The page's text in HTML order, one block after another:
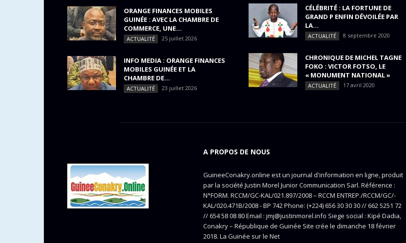
ORANGE FINANCES MOBILES
GUINÉE : AVEC LA CHAMBRE DE
COMMERCE, UNE...
ACTUALITÉ 25 juillet 2026
INFO MEDIA : ORANGE FINANCES
MOBILES GUINÉE ET LA
CHAMBRE DE...
ACTUALITÉ 23 juillet 2026
CÉLÉBRITÉ : LA FORTUNE DE
GRAND P ENFIN DÉVOILÉE PAR
LA...
ACTUALITÉ 8 septembre 2020
CHRONIQUE DE MICHEL TAGNE
FOKO : VICTOR FOTSO, LE
« MONUMENT NATIONAL »
ACTUALITÉ 17 avril 2020
A PROPOS DE NOUS
GuineeConakry.online est un journal d'information en ligne, produit
par la société Justin Morel Junior Communication Sarl. Référence :
N°FORM. RCCM/GC-KAL/021.897/2008 – RCCM ENTREP./RCCM/GC/-
KAL/020.471B/2008 - BP 742 Phone: (+224) 656 30 30 30 // 662 5251 72
// 654 58 08 80 Email : jmj@justinmorel.info Siege social : Kipé Dadia,
Conakry – République de Guinée Site crée le dimanche 18 février
2018. La Guinée sur le Net